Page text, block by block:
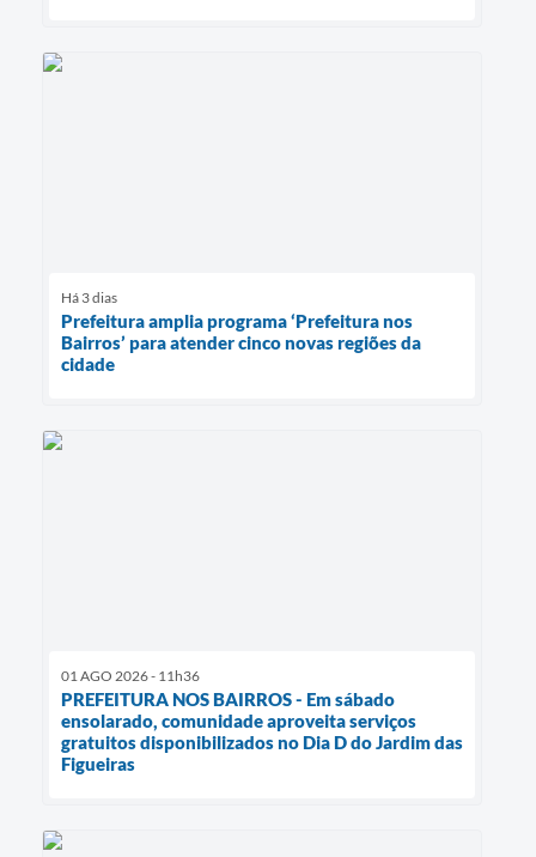
Há 3 dias
Prefeitura amplia programa ‘Prefeitura nos
Bairros’ para atender cinco novas regiões da
cidade
01 AGO 2026 - 11h36
PREFEITURA NOS BAIRROS - Em sábado
ensolarado, comunidade aproveita serviços
gratuitos disponibilizados no Dia D do Jardim das
Figueiras